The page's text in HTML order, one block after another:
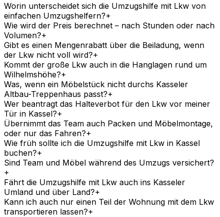
Worin unterscheidet sich die Umzugshilfe mit Lkw von
einfachen Umzugshelfern?+
Wie wird der Preis berechnet – nach Stunden oder nach
Volumen?+
Gibt es einen Mengenrabatt über die Beiladung, wenn
der Lkw nicht voll wird?+
Kommt der große Lkw auch in die Hanglagen rund um
Wilhelmshöhe?+
Was, wenn ein Möbelstück nicht durchs Kasseler
Altbau-Treppenhaus passt?+
Wer beantragt das Halteverbot für den Lkw vor meiner
Tür in Kassel?+
Übernimmt das Team auch Packen und Möbelmontage,
oder nur das Fahren?+
Wie früh sollte ich die Umzugshilfe mit Lkw in Kassel
buchen?+
Sind Team und Möbel während des Umzugs versichert?
+
Fährt die Umzugshilfe mit Lkw auch ins Kasseler
Umland und über Land?+
Kann ich auch nur einen Teil der Wohnung mit dem Lkw
transportieren lassen?+